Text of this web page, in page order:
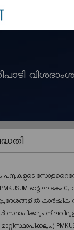
പമ്പുകളുടെ
ന്റെ ഘടകം
സ്ഥാപിക്കലും